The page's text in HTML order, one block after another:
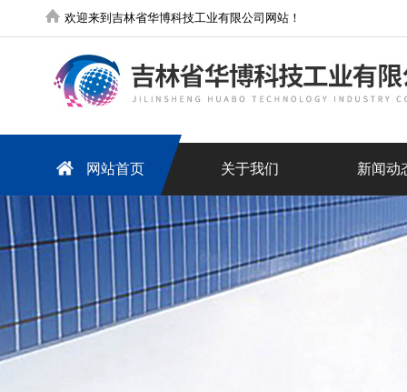
欢迎来到吉林省华博科技工业有限公司网站！
网站首页 关于我们 新闻动